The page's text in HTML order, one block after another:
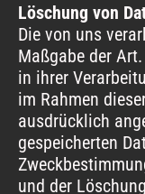
Löschung von
Die von uns
Maßgabe der
in ihrer
im Rahmen
ausdrücklich
gespeicherten
und der